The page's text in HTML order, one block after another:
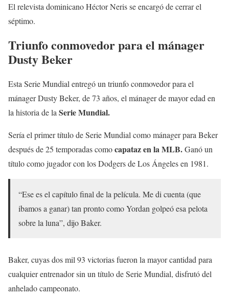
El relevista dominicano Héctor Neris se encargó de cerrar el
séptimo.
Triunfo conmovedor para el mánager
Dusty Beker
Esta Serie Mundial entregó un triunfo conmovedor para el
mánager Dusty Beker, de 73 años, el mánager de mayor edad en
la historia de laSerie Mundial.
Sería el primer título de Serie Mundial como mánager para Beker
después de 25 temporadas comocapataz en la MLB.Ganó un
título como jugador con los Dodgers de Los Ángeles en 1981.
“Ese es el capítulo final de la película. Me di cuenta (que
ibamos a ganar) tan pronto como Yordan golpeó esa pelota
sobre la luna”, dijo Baker.
Baker, cuyas dos mil 93 victorias fueron la mayor cantidad para
cualquier entrenador sin un título de Serie Mundial, disfrutó del
anhelado campeonato.